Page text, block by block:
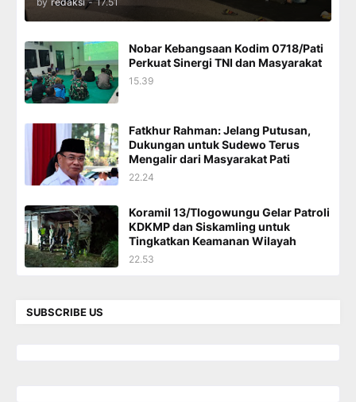
Nobar Kebangsaan Kodim 0718/Pati
Perkuat Sinergi TNI dan Masyarakat
15.39
Fatkhur Rahman: Jelang Putusan,
Dukungan untuk Sudewo Terus
Mengalir dari Masyarakat Pati
22.24
Koramil 13/Tlogowungu Gelar Patroli
KDKMP dan Siskamling untuk
Tingkatkan Keamanan Wilayah
22.53
SUBSCRIBE US